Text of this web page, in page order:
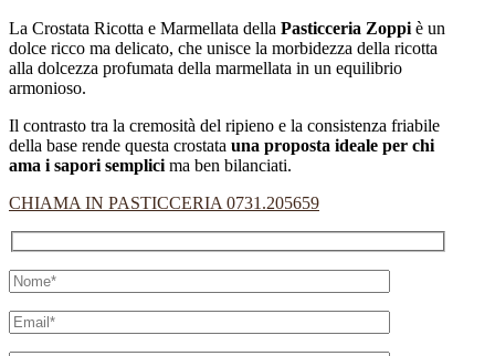
La Crostata Ricotta e Marmellata della Pasticceria Zoppi è un
dolce ricco ma delicato, che unisce la morbidezza della ricotta
alla dolcezza profumata della marmellata in un equilibrio
armonioso.
Il contrasto tra la cremosità del ripieno e la consistenza friabile
della base rende questa crostata una proposta ideale per chi
ama i sapori semplici ma ben bilanciati.
CHIAMA IN PASTICCERIA 0731.205659